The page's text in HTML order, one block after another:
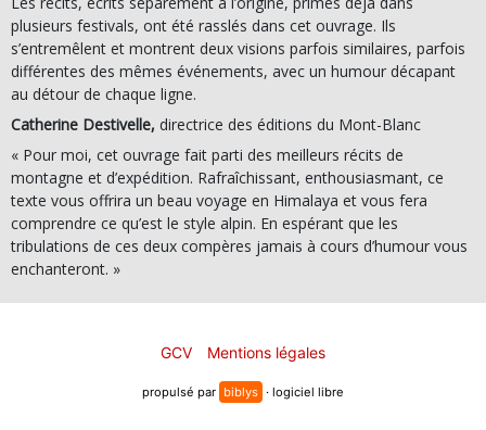
plusieurs festivals, ont été rasslés dans cet ouvrage. Ils
s’entremêlent et montrent deux visions parfois similaires, parfois
différentes des mêmes événements, avec un humour décapant
au détour de chaque ligne.
Catherine Destivelle, directrice des éditions du Mont-Blanc
« Pour moi, cet ouvrage fait parti des meilleurs récits de
montagne et d’expédition. Rafraîchissant, enthousiasmant, ce
texte vous offrira un beau voyage en Himalaya et vous fera
comprendre ce qu’est le style alpin. En espérant que les
tribulations de ces deux compères jamais à cours d’humour vous
enchanteront. »
GCV Mentions légales
propulsé par biblys · logiciel libre